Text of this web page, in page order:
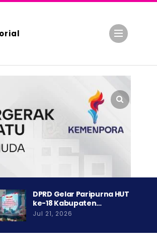
DPRD Gelar Paripurna HUT
ke-18 Kabupaten…
Jul 21, 2026